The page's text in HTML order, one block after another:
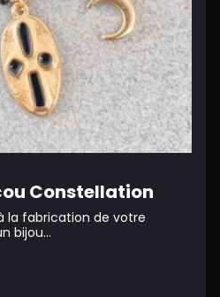
Constellation
la fabrication de votre
bijou...